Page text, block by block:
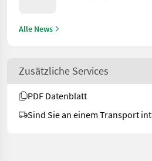
Alle News
Zusätzliche Services
PDF Datenblatt
Sind Sie an einem Transport